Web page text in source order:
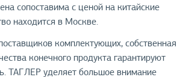
сопоставима с ценой на китайские
находится в Москве.
комплектующих, собственная
конечного продукта гарантируют
ТАГЛЕР уделяет большое внимание